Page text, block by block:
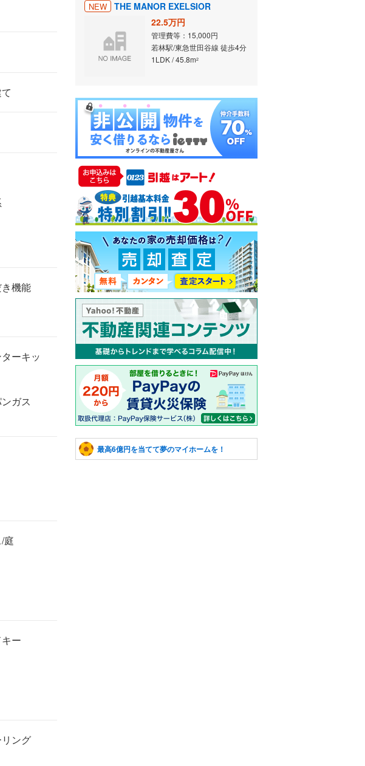
機能
ーキッ
ガス
庭
ー
ング
NEW
THE MANOR EXELSIOR
22.5万円
管理費等：15,000円
若林駅/東急世田谷線 徒歩4分
1LDK / 45.8m2
最高6億円を当てて夢のマイホームを！